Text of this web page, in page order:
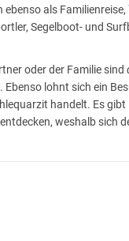
ebenso als Familienreise,
Segelboot- und
oder der Familie sind
. Ebenso lohnt sich ein
handelt. Es gibt
weshalb sich